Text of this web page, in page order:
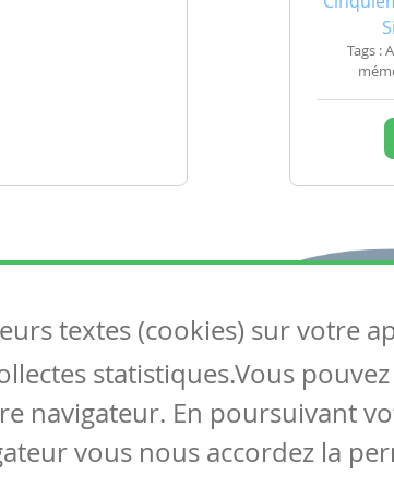
Tags :
Suivez-
Contactez-nous
Soutien
textes (cookies) sur votre
statistiques.Vous
navigateur. En poursuivant
vous nous accordez la